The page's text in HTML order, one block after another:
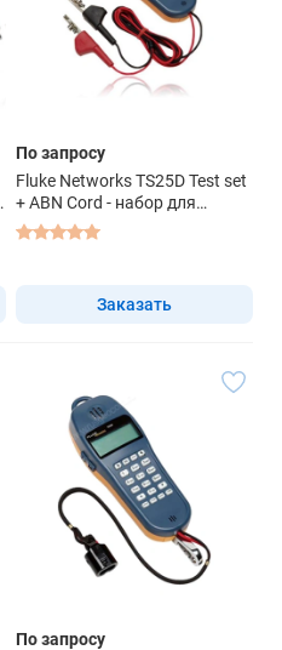
По запросу
Fluke Networks TS25D Test set
+ ABN Cord - набор для
тестирования
Заказать
По запросу